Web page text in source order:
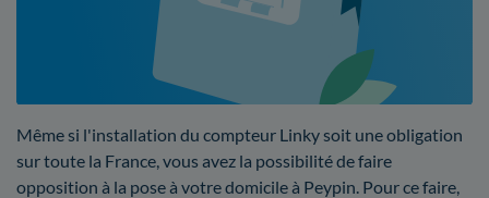
Même si l'installation du compteur Linky soit une obligation
sur toute la France, vous avez la possibilité de faire
opposition à la pose à votre domicile à Peypin. Pour ce faire,